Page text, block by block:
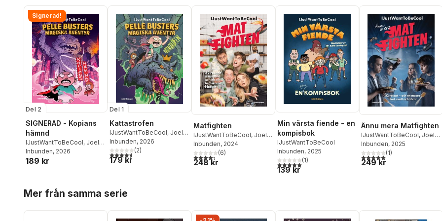
Signerad!
Del 2
SIGNERAD - Kopians
hämnd
IJustWantToBeCool, Joel
Adolphson,Emil Ejdemo
Beer ,Victor Beer
Inbunden, 2026
189 kr
Del 1
Kattastrofen
IJustWantToBeCool, Joel
Adolphson,Emil Ejdemo
Beer,Victor Beer
Inbunden, 2026
4,5utav 5 stjärnor. Totalt antal röster:
(2)
179 kr
Matfighten
IJustWantToBeCool, Joel
Adolphson,Emil Beer
Victor Beer
Inbunden, 2024
4,3utav 5 stjärnor. Totalt antal röster:
(6)
248 kr
Min värsta fiende - en
kompisbok
IJustWantToBeCool
Inbunden, 2025
5,0utav 5 stjärnor. Totalt antal röster:
(1)
139 kr
Ännu mera Matfighten
IJustWantToBeCool, Joel
Adolphson,Emil Ejdemo
Beer,Victor Beer
Inbunden, 2025
5,0utav 5 stjärnor. Totalt
(1)
249 kr
Mer från samma serie